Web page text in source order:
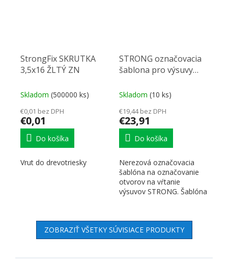
StrongFix SKRUTKA
3,5x16 ŽLTÝ ZN
Skladom (500000 ks)
€0,01 bez DPH
€0,01
Do košíka
Vrut do drevotriesky
STRONG označovacia
šablona pro výsuvy
Skladom (10 ks)
€19,44 bez DPH
€23,91
Do košíka
Nerezová označovacia
šablóna na označovanie
otvorov na vŕtanie
výsuvov STRONG. Šablóna
ZOBRAZIŤ VŠETKY SÚVISIACE PRODUKTY